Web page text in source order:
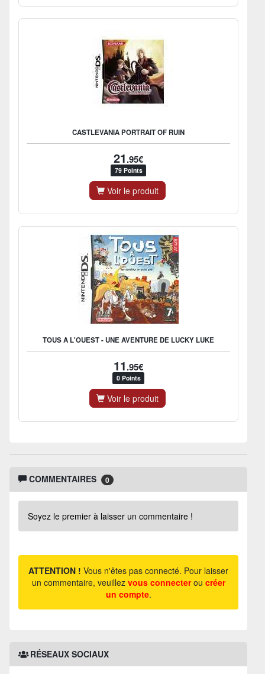
CASTLEVANIA PORTRAIT OF RUIN
21.95€
79 Points
Voir le produit
TOUS A L'OUEST - UNE AVENTURE DE LUCKY LUKE
11.95€
0 Points
Voir le produit
COMMENTAIRES 0
Soyez le premier à laisser un commentaire !
ATTENTION ! Vous n'êtes pas connecté. Pour laisser
un commentaire, veuillez vous connecterou créer
un compte.
RÉSEAUX SOCIAUX